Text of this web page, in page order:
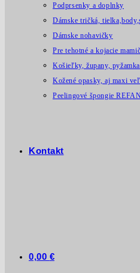
Podprsenky a doplnky
Dámske tričká,
Dámske nohavičky
Pre tehotné a kojacie
Košieľky, župany, pyžamka
Kožené opasky, aj maxi
Peelingové špongie
Kontakt
0,00 €